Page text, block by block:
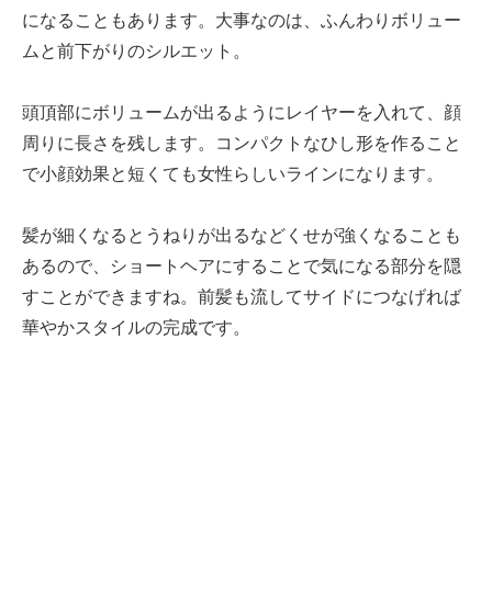
になることもあります。大事なのは、ふんわりボリュー
ムと前下がりのシルエット。
頭頂部にボリュームが出るようにレイヤーを入れて、顔
周りに長さを残します。コンパクトなひし形を作ること
で小顔効果と短くても女性らしいラインになります。
髪が細くなるとうねりが出るなどくせが強くなることも
あるので、ショートヘアにすることで気になる部分を隠
すことができますね。前髪も流してサイドにつなげれば
華やかスタイルの完成です。